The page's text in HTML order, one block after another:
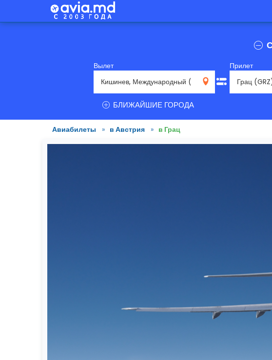
Вылет
RMO
Прилет
БЛИЖАЙШИЕ ГОРОДА
Авиабилеты » в Австрия » в Грац